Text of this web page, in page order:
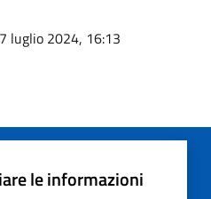
luglio 2024, 16:13
le informazioni